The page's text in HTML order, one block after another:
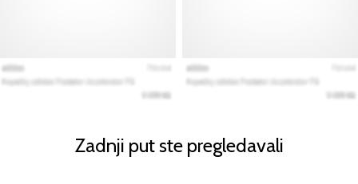
Zadnji put ste pregledavali